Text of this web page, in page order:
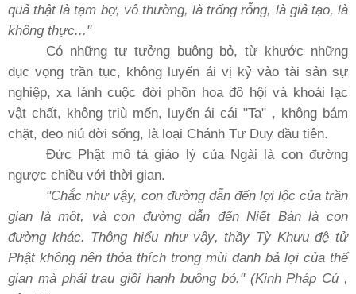
quả thật là tạm bợ, vô thường, là trống rỗng, là giả tạo, là
không thực..."
Có những tư tưởng buông bỏ, từ khước những
dục vọng trần tục, không luyến ái vị kỷ vào tài sản sự
nghiệp, xa lánh cuộc đời phồn hoa đô hội và khoái lạc
vật chất, không triù mến, luyến ái cái "Ta" , không bám
chặt, đeo niú đời sống, là loại Chánh Tư Duy đầu tiên.
Ðức Phật mô tả giáo lý của Ngài là con đường
ngược chiều với thời gian.
"Chắc như vậy, con đường dẫn đến lợi lộc của trần
gian là một, và con đường dẫn đến Niết Bàn là con
đường khác. Thông hiểu như vậy, thầy Tỳ Khưu đệ tử
Phật không nên thỏa thích trong mùi danh bả lợi của thế
gian mà phải trau giồi hạnh buông bỏ." (Kinh Pháp Cú ,